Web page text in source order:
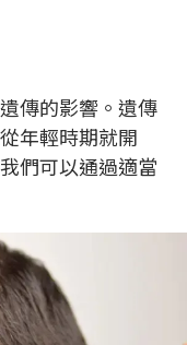
傳的影響。遺傳
年輕時期就開
們可以通過適當